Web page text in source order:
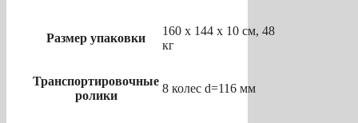
Размер упаковки
160 х 144 х 10 см, 48
кг
Транспортировочные
ролики
8 колес d=116 мм